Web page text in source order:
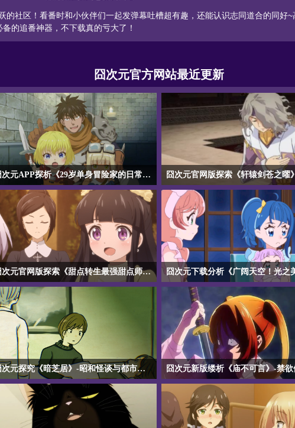
的社区！看番时和小伙伴们一起发弹幕吐槽超有趣，还能认识志同道合的同好
的追番神器，不下载真的亏大了！
囧次元官方网站最近更新
囧次元APP探析《29岁单身冒险家的日常》-社畜转生异世界的治愈物语
次元APP探析《29岁单身冒险家的日常》-社畜
异世界的治愈物语】囧次元APP探析《29岁单
冒险家的日常》讲述29岁社畜转生异世界后选择
欲望冒险的治愈故事，没有龙傲天开挂只有平凡
常累积的温暖，适合社畜下班后放松观看，是异
番中难得的慢节奏治愈佳作。
【囧次元官网版探索《轩辕剑苍之曜》-
苍色火焰的史诗悲歌】囧次元官网版探索
苍之曜》以轩辕剑传说为蓝本，讲述亡国
关术师双生少女在乱世中对抗命运的故事
焰、机关迷城、千年轮回等设定交织，史
心剧情兼具，是古风奇幻动漫中不可错
囧次元官网版探索《甜点转生最强甜点师降临异世界》-甜蜜征服与异世界味蕾的革命风暴
次元官网版探索《甜点转生最强甜点师降临异
界》-甜蜜征服与异世界味蕾的革命风暴】囧次元
网版探索《甜点转生最强甜点师降临异世界》讲
天才甜点师转生异世界用甜品征服王国、驯服魔
、化解战争的奇幻故事，美食与异世界题材完美
，既有治愈系甜点描写又有热血商战与外交智
是转生番中独树一帜的甜蜜革命之作。
【囧次元下载分析《广阔天空！光之美
之上与勇气绽放的守护史诗】囧次元下载
阔天空！光之美少女》以天空为舞台，讲
羽与伙伴们从平凡少女成长为守护战士的
程，融合友情羁绊、自我救赎与治愈元素
面华丽催泪，是光美系列中情感深度与
具的佳作，适合全年龄段观看。
囧次元探究《暗芝居》-昭和怪谈与都市恐惧的诡谲回廊
次元探究《暗芝居》-昭和怪谈与都市恐惧的诡
回廊】囧次元探究《暗芝居》是一部以昭和纸芝
为形式的恐怖动画，每集独立讲述都市怪谈，画
【囧次元新版缕析《庙不可言》-禁欲修
动的爆笑禅意】囧次元新版缕析《庙不
讲述少年继承破落寺庙与三位女尼共同修